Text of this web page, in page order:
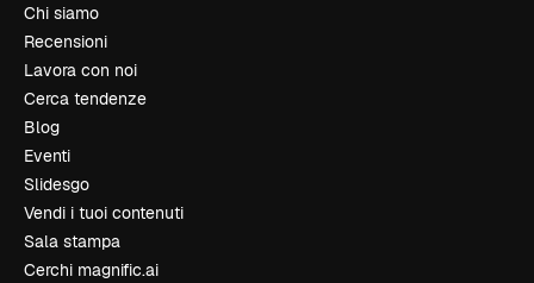
Chi siamo
Recensioni
Lavora con noi
Cerca tendenze
Blog
Eventi
Slidesgo
Vendi i tuoi contenuti
Sala stampa
Cerchi magnific.ai